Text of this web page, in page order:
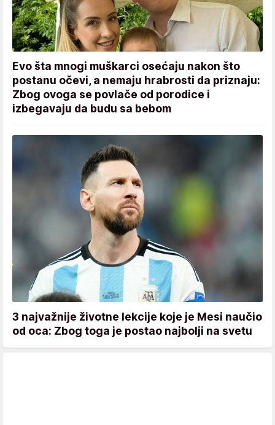
Evo šta mnogi muškarci osećaju nakon što
postanu očevi, a nemaju hrabrosti da priznaju:
Zbog ovoga se povlače od porodice i
izbegavaju da budu sa bebom
3 najvažnije životne lekcije koje je Mesi naučio
od oca: Zbog toga je postao najbolji na svetu